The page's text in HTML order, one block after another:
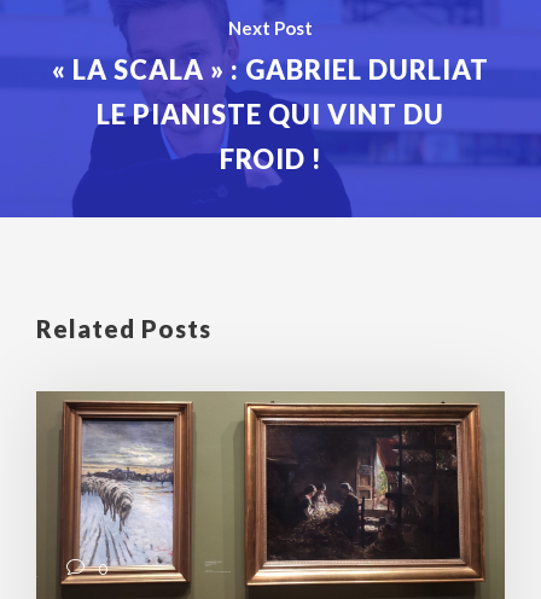
Next Post
« LA SCALA » : GABRIEL DURLIAT
LE PIANISTE QUI VINT DU
FROID !
Related Posts
0